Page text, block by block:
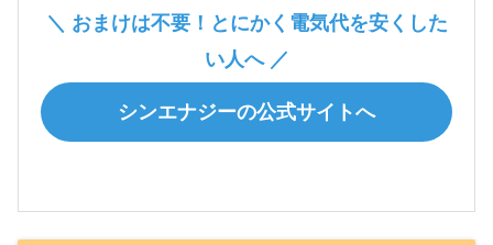
＼ おまけは不要！とにかく電気代を安くした
い人へ ／
シンエナジーの公式サイトへ